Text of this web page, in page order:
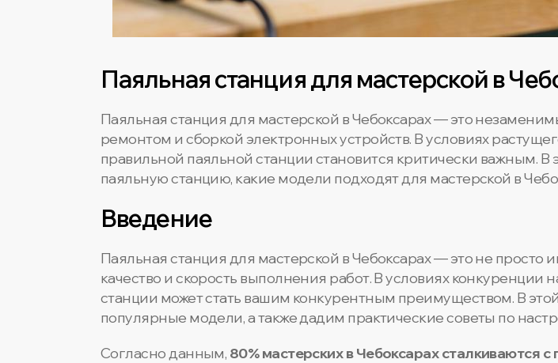
Паяльная станция для мастерской в
Паяльная станция для мастерской в Чебоксарах — это
ремонтом и сборкой электронных устройств. В условиях
правильной паяльной станции становится критически важным. В
паяльную станцию, какие модели подходят для мастерской в
Введение
Паяльная станция для мастерской в Чебоксарах — это не
качество и скорость выполнения работ. В условиях
станции может стать вашим конкурентным преимуществом. В
популярные модели, а также дадим практические советы по
Согласно данным, 80% мастерских в Чебоксарах сталкиваются